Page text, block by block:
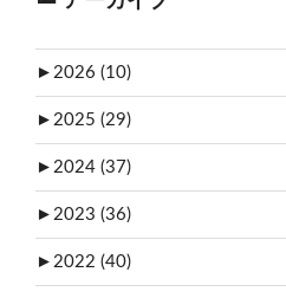
► 2026 (10)
► 2025 (29)
► 2024 (37)
► 2023 (36)
► 2022 (40)